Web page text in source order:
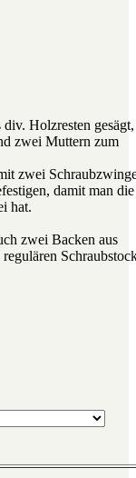
div. Holzresten gesägt,
zwei Muttern zum
zwei
damit man die
hat.
zwei Backen aus